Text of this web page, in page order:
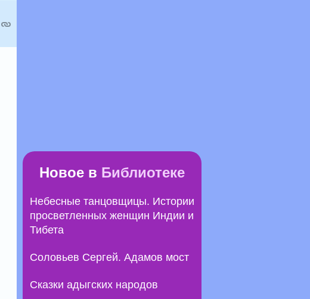
Новое в Библиотеке
Небесные танцовщицы. Истории
просветленных женщин Индии и
Тибета
Соловьев Сергей. Адамов мост
Сказки адыгских народов